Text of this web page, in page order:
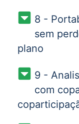
8 -
sem
plano
9 -
com